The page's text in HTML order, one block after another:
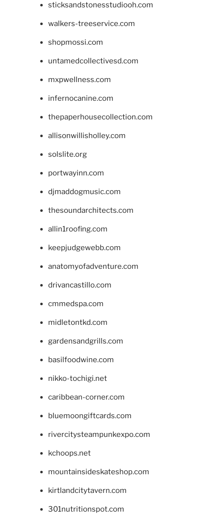
sticksandstonesstudiooh.com
walkers-treeservice.com
shopmossi.com
untamedcollectivesd.com
mxpwellness.com
infernocanine.com
thepaperhousecollection.com
allisonwillisholley.com
solslite.org
portwayinn.com
djmaddogmusic.com
thesoundarchitects.com
allin1roofing.com
keepjudgewebb.com
anatomyofadventure.com
drivancastillo.com
cmmedspa.com
midletontkd.com
gardensandgrills.com
basilfoodwine.com
nikko-tochigi.net
caribbean-corner.com
bluemoongiftcards.com
rivercitysteampunkexpo.com
kchoops.net
mountainsideskateshop.com
kirtlandcitytavern.com
301nutritionspot.com